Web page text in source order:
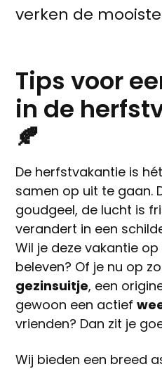
verken de
Tips voor
in de
🍂
De herfstvakantie is
samen op uit te gaan.
goudgeel, de lucht is
verandert in een
Wil je deze vakantie
beleven? Of je nu op
gezinsuitje, een
gewoon een actief
vrienden? Dan zit je
Wij bieden een breed